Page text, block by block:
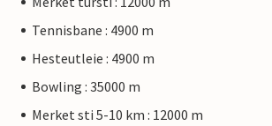
Tennisbane : 4900 m
Hesteutleie : 4900 m
Bowling : 35000 m
Merket sti 5-10 km : 12000 m